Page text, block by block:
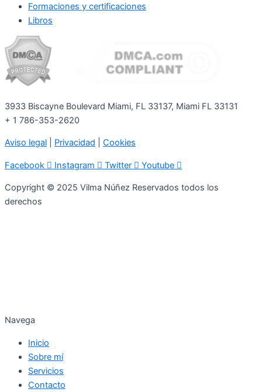
Formaciones y certificaciones
Libros
3933 Biscayne Boulevard Miami, FL 33137, Miami FL 33131
+ 1 786-353-2620
Aviso legal Privacidad Cookies
Facebook Instagram Twitter Youtube
Copyright © 2025 Vilma Núñez Reservados todos los
derechos
Navega
Inicio
Sobre mí
Servicios
Contacto